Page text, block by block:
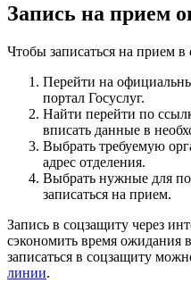
Запись на прием
Чтобы записаться на прием в
Перейти на
портал Госуслуг.
Найти перейти по
вписать данные в
Выбрать требуемую
адрес отделения.
Выбрать нужные для
записаться на прием.
Запись в соцзащиту через
сэкономить время ожидания
записаться в соцзащиту
линии.